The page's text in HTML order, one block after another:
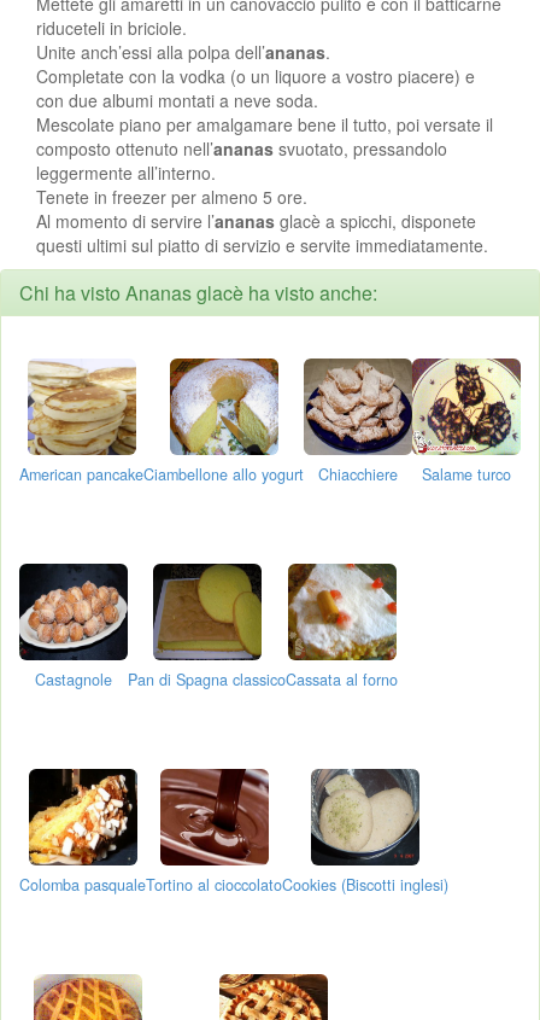
riduceteli in briciole.
Unite anch’essi alla polpa dell’ananas.
Completate con la vodka (o un liquore a vostro piacere) e
con due albumi montati a neve soda.
Mescolate piano per amalgamare bene il tutto, poi versate il
composto ottenuto nell’ananas svuotato, pressandolo
leggermente all’interno.
Tenete in freezer per almeno 5 ore.
Al momento di servire l’ananas glacè a spicchi, disponete
questi ultimi sul piatto di servizio e servite immediatamente.
Chi ha visto Ananas glacè ha visto anche:
American pancakeCiambellone allo yogurt Chiacchiere Salame turco
Castagnole Pan di Spagna classicoCassata al forno
Colomba pasqualeTortino al cioccolatoCookies (Biscotti inglesi)